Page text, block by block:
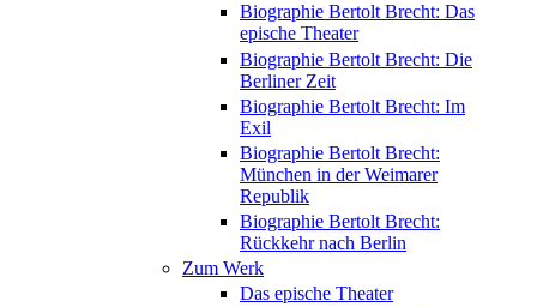
Biographie Bertolt Brecht: Das
epische Theater
Biographie Bertolt Brecht: Die
Berliner Zeit
Biographie Bertolt Brecht: Im
Exil
Biographie Bertolt Brecht:
München in der Weimarer
Republik
Biographie Bertolt Brecht:
Rückkehr nach Berlin
Zum Werk
Das epische Theater